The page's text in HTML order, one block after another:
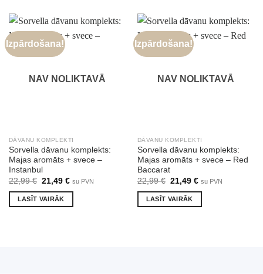
Izpārdošana!
NAV NOLIKTAVĀ
DĀVANU KOMPLEKTI
Sorvella dāvanu komplekts:
Majas aromāts + svece –
Instanbul
22,99€ Original
price
was:
22,99 €.
21,49 €Current
is:
su PVN
LASĪT VAIRĀK
Izpārdošana!
NAV NOLIKTAVĀ
DĀVANU KOMPLEKTI
Sorvella dāvanu komplekts:
Majas aromāts + svece – Red
Baccarat
22,99€ Original
price
was:
22,99 €.
21,49 €Current
is:
su PVN
LASĪT VAIRĀK